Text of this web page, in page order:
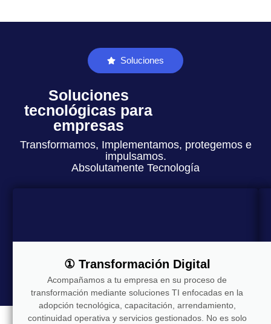
Soluciones
Soluciones
tecnológicas para
empresas
Transformamos, Implementamos, protegemos e
impulsamos.
Absolutamente Tecnología
① Transformación Digital
Acompañamos a tu empresa en su proceso de
transformación mediante soluciones TI enfocadas en la
adopción tecnológica, capacitación, arrendamiento,
continuidad operativa y servicios gestionados. No es solo